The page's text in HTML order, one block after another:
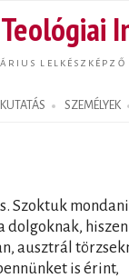
LELKÉSZKÉPZŐ
KUTATÁS SZEMÉLYEK
Szoktuk
dolgoknak,
ausztrál
is érint,